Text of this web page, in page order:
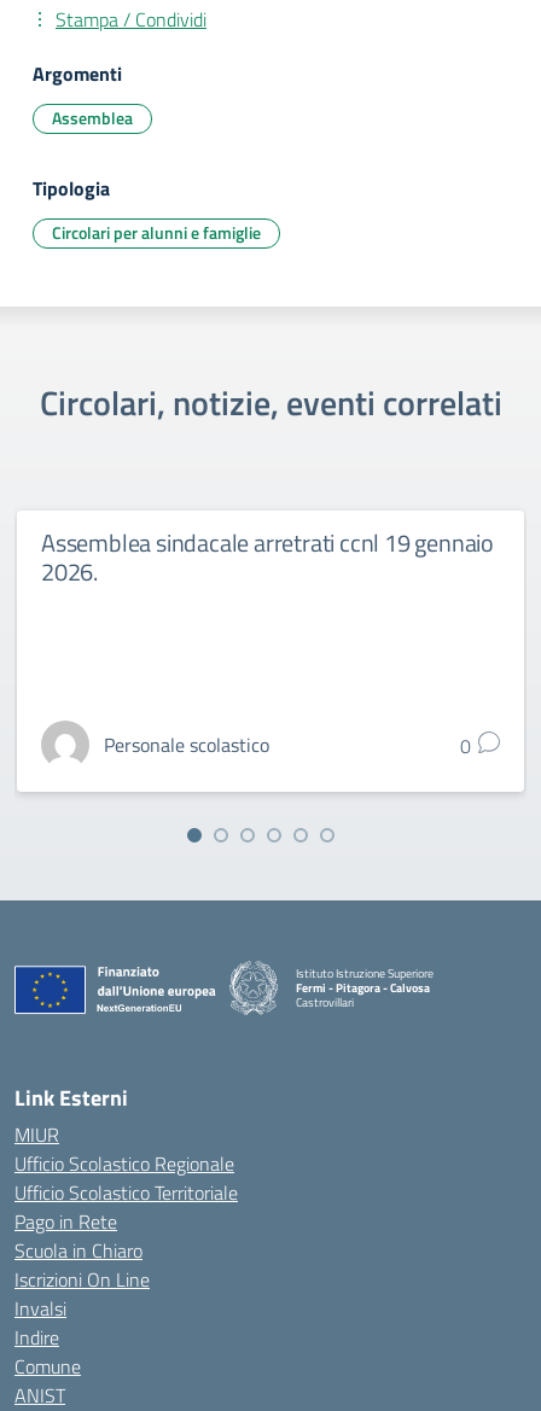
Stampa / Condividi
Argomenti
Assemblea
Tipologia
Circolari per alunni e famiglie
Circolari, notizie, eventi correlati
Assemblea sindacale arretrati ccnl 19 gennaio
2026.
Personale scolastico 0
Istituto Istruzione Superiore
Fermi - Pitagora - Calvosa
Castrovillari
Link Esterni
MIUR
Ufficio Scolastico Regionale
Ufficio Scolastico Territoriale
Pago in Rete
Scuola in Chiaro
Iscrizioni On Line
Invalsi
Indire
Comune
ANIST